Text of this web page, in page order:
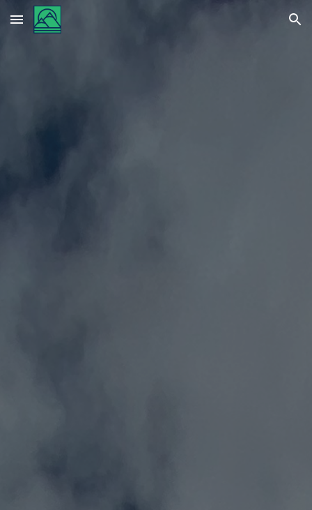
Skip to main content Skip to navigation